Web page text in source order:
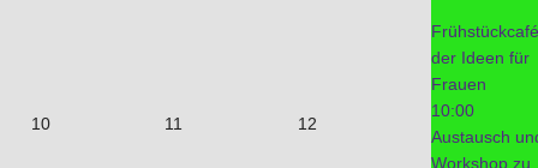
10 11 12
Frühstückcafé
der Ideen für
Frauen
10:00
Austausch
Workshop zu